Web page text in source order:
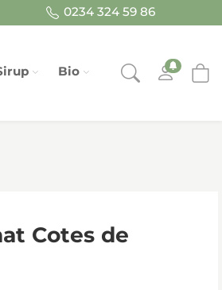
0234 324 59 86
Bio
Cotes de